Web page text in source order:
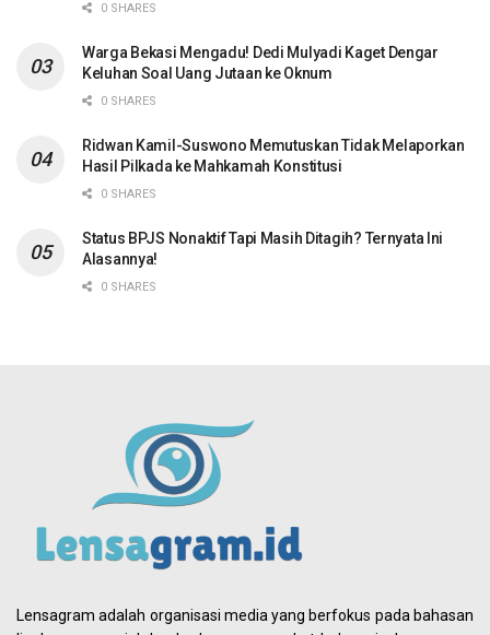
0 SHARES
Warga Bekasi Mengadu! Dedi Mulyadi Kaget Dengar
Keluhan Soal Uang Jutaan ke Oknum
0 SHARES
Ridwan Kamil-Suswono Memutuskan Tidak Melaporkan
Hasil Pilkada ke Mahkamah Konstitusi
0 SHARES
Status BPJS Nonaktif Tapi Masih Ditagih? Ternyata Ini
Alasannya!
0 SHARES
Lensagram adalah organisasi media yang berfokus pada bahasan